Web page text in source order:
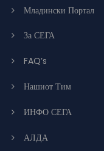
Младински Портал
За СЕГА
FAQ’s
Нашиот Тим
ИНФО СЕГА
АЛДА